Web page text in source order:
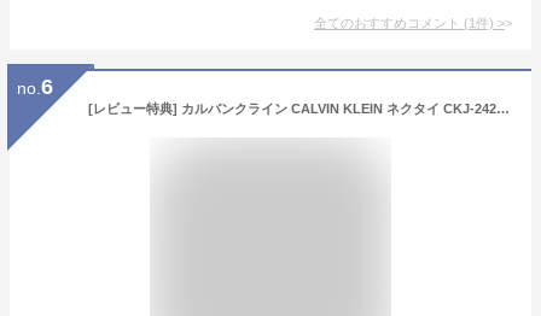
全てのおすすめコメント (1件) >
no. 6
[レビュー特典] カルバンクライン CALVIN KLEIN ネクタイ CKJ-242[ブランドネクタイ ネクタイブランド 新作 結婚式 就活 新社会人 卒業 入学 入社 昇進祝い お祝い バースデー 成人式 バレンタイン プレゼント][ラッピング無料 土日祝も発送]